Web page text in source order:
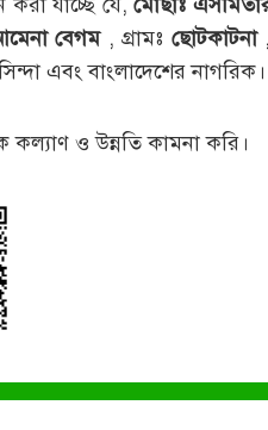
বেগম , গ্রামঃ ছোটকাটনা
এবং বাংলাদেশের
কল্যাণ ও উন্নতি কামনা করি।